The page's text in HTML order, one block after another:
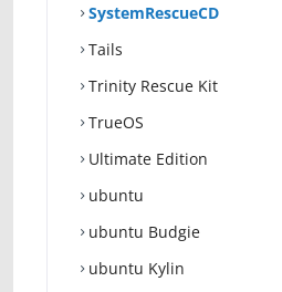
SystemRescueCD
Tails
Trinity Rescue Kit
TrueOS
Ultimate Edition
ubuntu
ubuntu Budgie
ubuntu Kylin